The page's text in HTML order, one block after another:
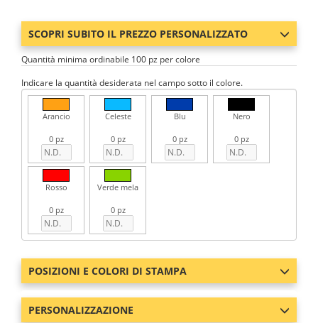
SCOPRI SUBITO IL PREZZO PERSONALIZZATO
Quantità minima ordinabile 100 pz per colore
Indicare la quantità desiderata nel campo sotto il colore.
Arancio
0 pz
Celeste
0 pz
Blu
0 pz
Nero
0 pz
Rosso
0 pz
Verde mela
0 pz
POSIZIONI E COLORI DI STAMPA
PERSONALIZZAZIONE